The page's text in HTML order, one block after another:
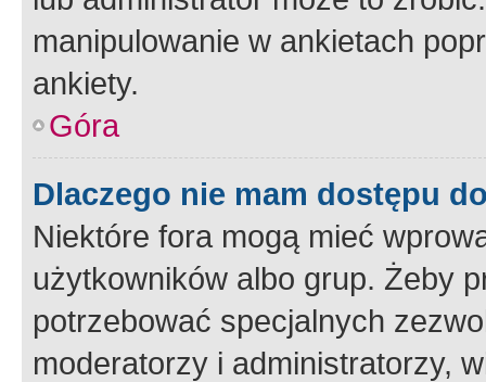
manipulowanie w ankietach
ankiety.
Góra
Dlaczego nie mam dostępu
Niektóre fora mogą mieć
użytkowników albo grup. Żeby
potrzebować specjalnych
moderatorzy i administratorzy,